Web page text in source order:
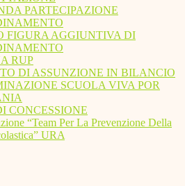
PARTECIPAZIONE
FIGURA AGGIUNTIVA DI
RUP
DI ASSUNZIONE IN BILANCIO
SCUOLA VIVA POR
CONCESSIONE
“Team Per La Prevenzione Della
URA